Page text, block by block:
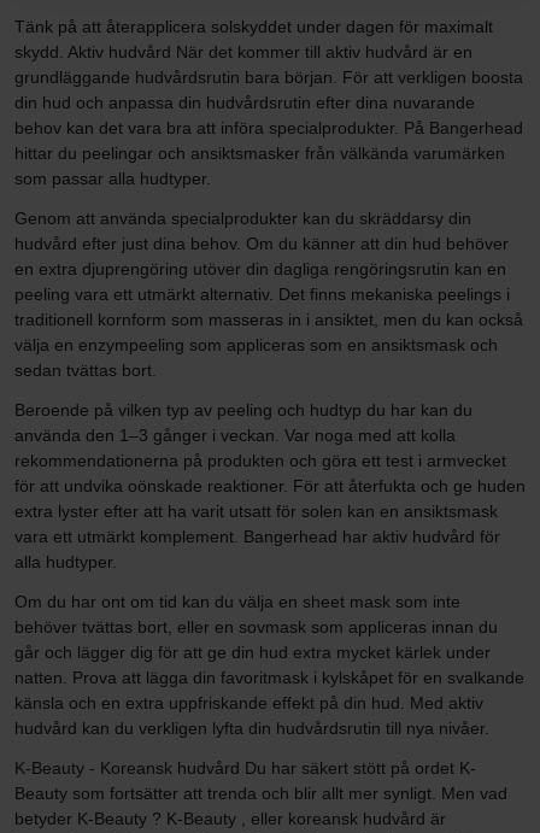
Tänk på att återapplicera solskyddet under dagen för maximalt
skydd. Aktiv hudvård När det kommer till aktiv hudvård är en
grundläggande hudvårdsrutin bara början. För att verkligen boosta
din hud och anpassa din hudvårdsrutin efter dina nuvarande
behov kan det vara bra att införa specialprodukter. På Bangerhead
hittar du peelingar och ansiktsmasker från välkända varumärken
som passar alla hudtyper.
Genom att använda specialprodukter kan du skräddarsy din
hudvård efter just dina behov. Om du känner att din hud behöver
en extra djuprengöring utöver din dagliga rengöringsrutin kan en
peeling vara ett utmärkt alternativ. Det finns mekaniska peelings i
traditionell kornform som masseras in i ansiktet, men du kan också
välja en enzympeeling som appliceras som en ansiktsmask och
sedan tvättas bort.
Beroende på vilken typ av peeling och hudtyp du har kan du
använda den 1–3 gånger i veckan. Var noga med att kolla
rekommendationerna på produkten och göra ett test i armvecket
för att undvika oönskade reaktioner. För att återfukta och ge huden
extra lyster efter att ha varit utsatt för solen kan en ansiktsmask
vara ett utmärkt komplement. Bangerhead har aktiv hudvård för
alla hudtyper.
Om du har ont om tid kan du välja en sheet mask som inte
behöver tvättas bort, eller en sovmask som appliceras innan du
går och lägger dig för att ge din hud extra mycket kärlek under
natten. Prova att lägga din favoritmask i kylskåpet för en svalkande
känsla och en extra uppfriskande effekt på din hud. Med aktiv
hudvård kan du verkligen lyfta din hudvårdsrutin till nya nivåer.
K-Beauty - Koreansk hudvård Du har säkert stött på ordet K-
Beauty som fortsätter att trenda och blir allt mer synligt. Men vad
betyder K-Beauty ? K-Beauty , eller koreansk hudvård är